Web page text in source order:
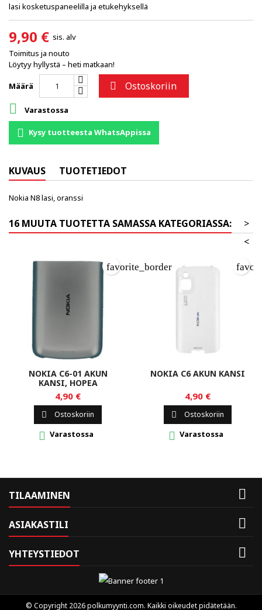
lasi kosketuspaneelilla ja etukehyksellä
9,90 € sis. alv
Toimitus ja nouto
Löytyy hyllystä – heti matkaan!
Määrä  Ostoskoriin
 Varastossa
Kysy tuotteesta WhatsAppissa
KUVAUS TUOTETIEDOT
Nokia N8 lasi, oranssi
16 MUUTA TUOTETTA SAMASSA KATEGORIASSA:
>
<
NOKIA C6-01 AKUN
KANSI, HOPEA
4,90 €
 Ostoskoriin
 Varastossa
favorite_border
NOKIA C6 AKUN KANSI
4,90 €
 Ostoskoriin
 Varastossa
TILAAMINEN 
ASIAKASTILI 
YHTEYSTIEDOT 
© Copyright 2026 polkumyynti.com. Kaikki oikeudet pidätetään.